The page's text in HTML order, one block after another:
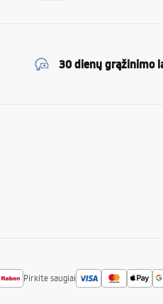
30 dienų grąžinimo
Pirkite saugiai